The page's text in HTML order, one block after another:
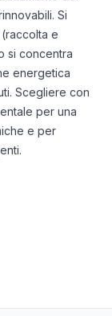
Si
e
si concentra
energetica
Scegliere con
per una
e per